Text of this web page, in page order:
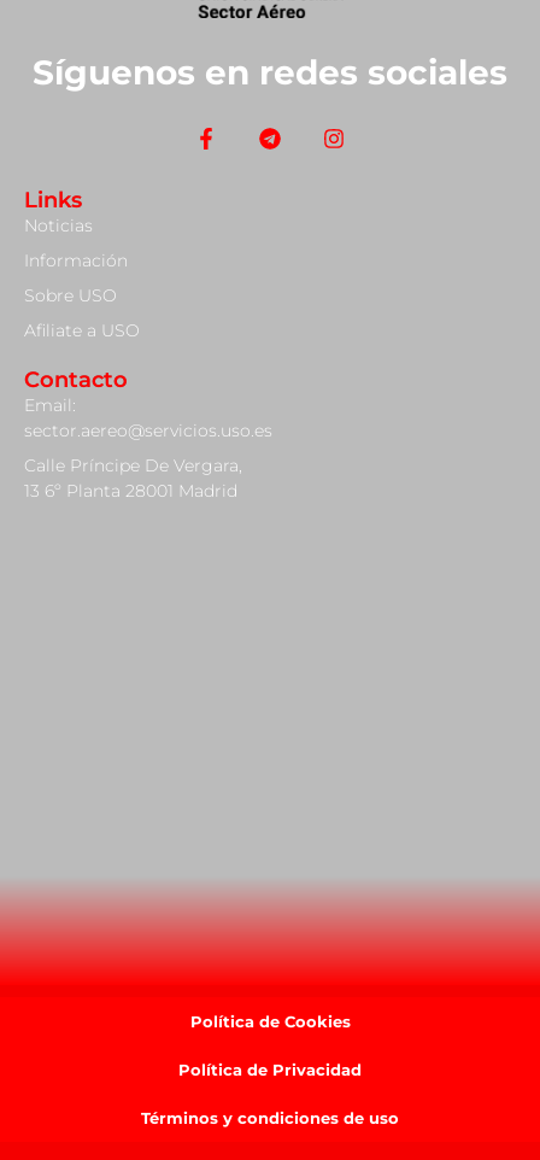
Síguenos en redes sociales
Links
Noticias
Información
Sobre USO
Afiliate a USO
Contacto
Email:
sector.aereo@servicios.uso.es
Calle Príncipe De Vergara,
13 6º Planta 28001 Madrid
Política de Cookies
Política de Privacidad
Términos y condiciones de uso